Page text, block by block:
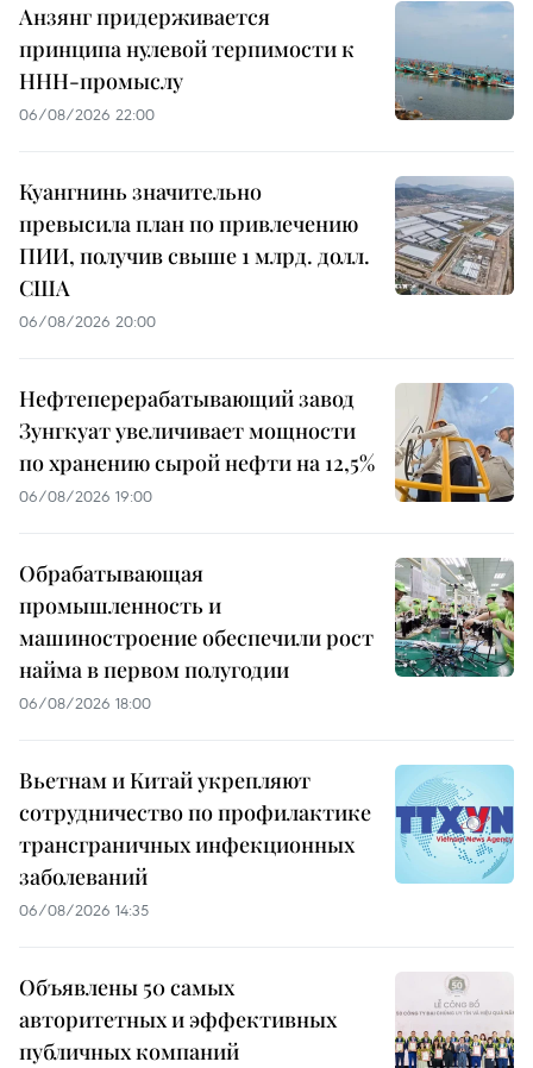
Анзянг придерживается
принципа нулевой терпимости к
ННН-промыслу
06/08/2026 22:00
Куангнинь значительно
превысила план по привлечению
ПИИ, получив свыше 1 млрд. долл.
США
06/08/2026 20:00
Нефтеперерабатывающий завод
Зунгкуат увеличивает мощности
по хранению сырой нефти на 12,5%
06/08/2026 19:00
Обрабатывающая
промышленность и
машиностроение обеспечили рост
найма в первом полугодии
06/08/2026 18:00
Вьетнам и Китай укрепляют
сотрудничество по профилактике
трансграничных инфекционных
заболеваний
06/08/2026 14:35
Объявлены 50 самых
авторитетных и эффективных
публичных компаний